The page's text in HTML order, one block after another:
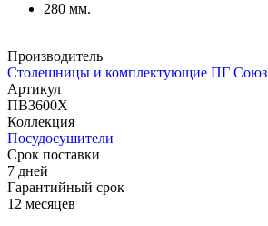
280 мм.
Производитель
Столешницы и комплектующие ПГ Союз
Артикул
ПВ3600Х
Коллекция
Посудосушители
Срок поставки
7 дней
Гарантийный срок
12 месяцев